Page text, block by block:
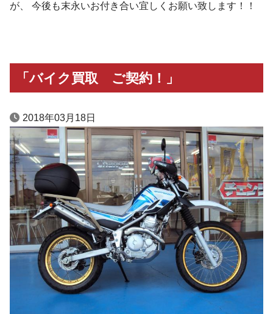
が、 今後も末永いお付き合い宜しくお願い致します！！
「バイク買取 ご契約！」
2018年03月18日